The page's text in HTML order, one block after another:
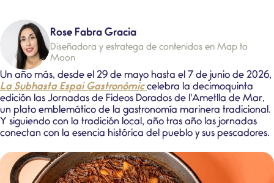
Rose Fabra Gracia
Diseñadora y estratega de contenidos en Map to
Moon
Un año más, desde el 29 de mayo hasta el 7 de junio de 2026,
La Subhasta Espai Gastronòmic celebra la decimoquinta
edición las Jornadas de Fideos Dorados de l'Ametlla de Mar,
un plato emblemático de la gastronomía marinera tradicional.
Y siguiendo con la tradición local, año tras año las jornadas
conectan con la esencia histórica del pueblo y sus pescadores.